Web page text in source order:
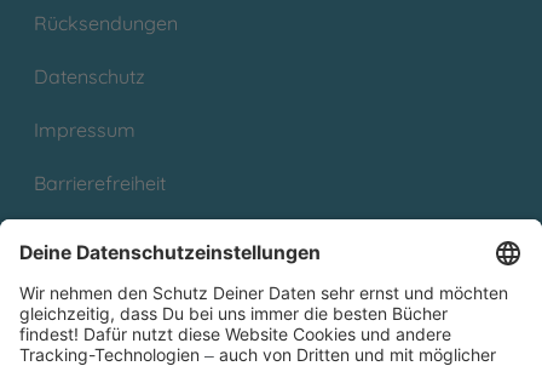
Rücksendungen
Datenschutz
Impressum
Barrierefreiheit
Partnerprogramm (Affiliate)